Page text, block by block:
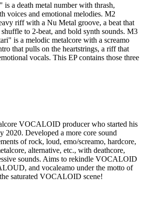
a death metal number with thrash,
voices and emotional melodies. M2
riff with a Nu Metal groove, a beat that
to 2-beat, and bold synth sounds. M3
is a melodic metalcore with a screamo
that pulls on the heartstrings, a riff that
vocals. This EP contains those three
VOCALOID producer who started his
2020. Developed a more core sound
of rock, loud, emo/screamo, hardcore,
alternative, etc., with deathcore,
sounds. Aims to rekindle VOCALOID
and vocaleamo under the motto of
saturated VOCALOID scene!